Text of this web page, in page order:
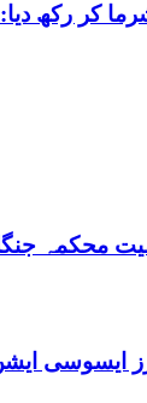
یورپین مردوں کے
محکمہ
ایسوسی